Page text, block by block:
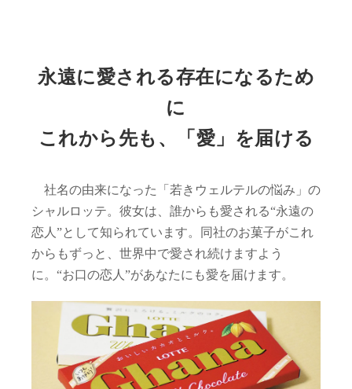
永遠に愛される存在になるため
に
これから先も、「愛」を届ける
社名の由来になった「若きウェルテルの悩み」の
シャルロッテ。彼女は、誰からも愛される“永遠の
恋人”として知られています。同社のお菓子がこれ
からもずっと、世界中で愛され続けますよう
に。“お口の恋人”があなたにも愛を届けます。